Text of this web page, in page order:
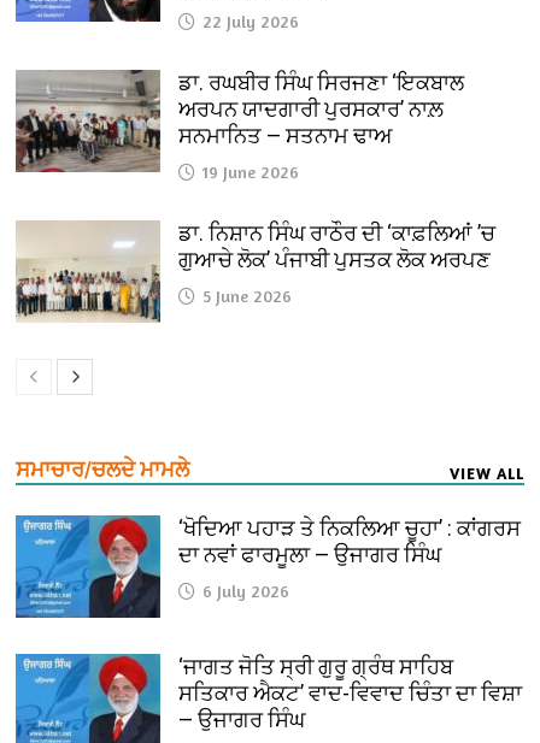
22 July 2026
ਡਾ. ਰਘਬੀਰ ਸਿੰਘ ਸਿਰਜਣਾ ‘ਇਕਬਾਲ
ਅਰਪਨ ਯਾਦਗਾਰੀ ਪੁਰਸਕਾਰ’ ਨਾਲ਼
ਸਨਮਾਨਿਤ — ਸਤਨਾਮ ਢਾਅ
19 June 2026
ਡਾ. ਨਿਸ਼ਾਨ ਸਿੰਘ ਰਾਠੌਰ ਦੀ ‘ਕਾਫ਼ਲਿਆਂ ’ਚ
ਗੁਆਚੇ ਲੋਕ’ ਪੰਜਾਬੀ ਪੁਸਤਕ ਲੋਕ ਅਰਪਣ
5 June 2026
ਸਮਾਚਾਰ/ਚਲਦੇ ਮਾਮਲੇ VIEW ALL
‘ਖੋਦਿਆ ਪਹਾੜ ਤੇ ਨਿਕਲਿਆ ਚੂਹਾ’ : ਕਾਂਗਰਸ
ਦਾ ਨਵਾਂ ਫਾਰਮੂਲਾ — ਉਜਾਗਰ ਸਿੰਘ
6 July 2026
‘ਜਾਗਤ ਜੋਤਿ ਸ੍ਰੀ ਗੁਰੂ ਗ੍ਰੰਥ ਸਾਹਿਬ
ਸਤਿਕਾਰ ਐਕਟ’ ਵਾਦ-ਵਿਵਾਦ ਚਿੰਤਾ ਦਾ ਵਿਸ਼ਾ
— ਉਜਾਗਰ ਸਿੰਘ